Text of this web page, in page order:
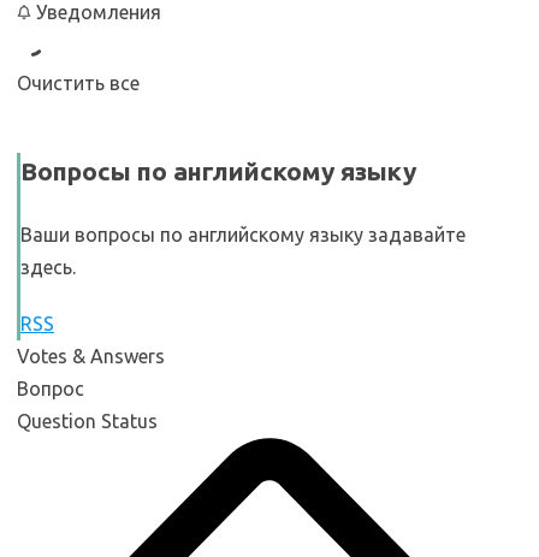
Уведомления
Очистить все
Вопросы по английскому языку
Ваши вопросы по английскому языку задавайте
здесь.
RSS
Votes & Answers
Вопрос
Question Status